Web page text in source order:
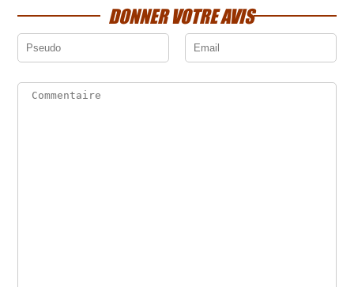
DONNER VOTRE AVIS